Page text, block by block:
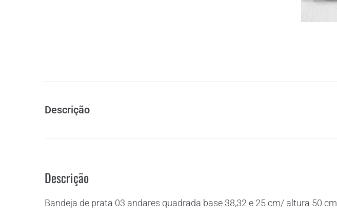
Descrição
Descrição
Bandeja de prata 03 andares quadrada base 38,32 e 25 cm/ altura 50 cm